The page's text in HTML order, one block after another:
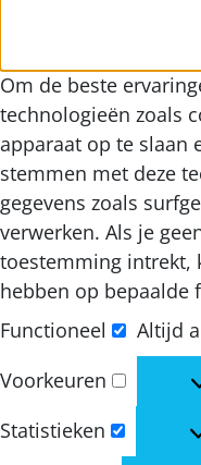
Om de beste
technologieën zoals
apparaat op te slaan
stemmen met deze
gegevens zoals
verwerken. Als je
toestemming intrekt,
hebben op bepaalde
Functioneel
Altijd
Voorkeuren
Statistieken